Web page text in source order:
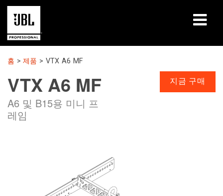
제품
사례 연구
학습 세션
홈 >제품 > VTX A6 MF
VTX A6 MF
A6 및 B15용 미니 프
레임
지금 구매